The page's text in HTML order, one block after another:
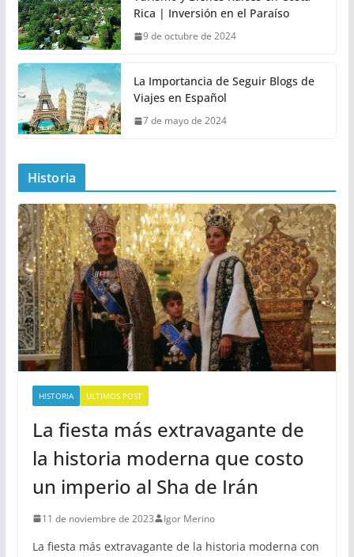
Rica | Inversión en el Paraíso
9 de octubre de 2024
La Importancia de Seguir Blogs de
Viajes en Español
7 de mayo de 2024
Historia
HISTORIA ULTIMOS POST
La fiesta más extravagante de
la historia moderna que costo
un imperio al Sha de Irán
11 de noviembre de 2023 Igor Merino
La fiesta más extravagante de la historia moderna con